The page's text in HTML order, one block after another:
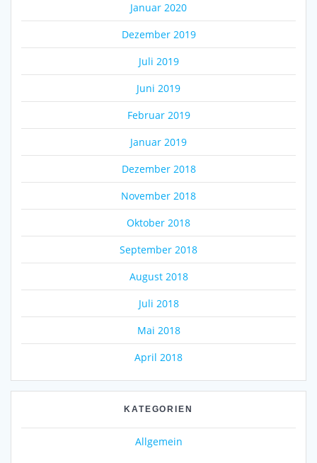
Januar 2020
Dezember 2019
Juli 2019
Juni 2019
Februar 2019
Januar 2019
Dezember 2018
November 2018
Oktober 2018
September 2018
August 2018
Juli 2018
Mai 2018
April 2018
KATEGORIEN
Allgemein